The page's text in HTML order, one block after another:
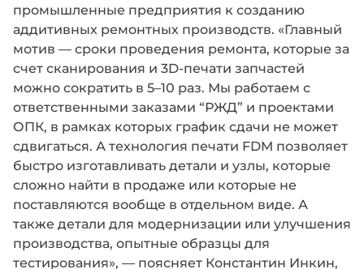
промышленные предприятия к созданию
аддитивных ремонтных производств. «Главный
мотив — сроки проведения ремонта, которые за
счет сканирования и 3D-печати запчастей
можно сократить в 5–10 раз. Мы работаем с
ответственными заказами “РЖД” и проектами
ОПК, в рамках которых график сдачи не может
сдвигаться. А технология печати FDM позволяет
быстро изготавливать детали и узлы, которые
сложно найти в продаже или которые не
поставляются вообще в отдельном виде. А
также детали для модернизации или улучшения
производства, опытные образцы для
тестирования», — поясняет Константин Инкин,